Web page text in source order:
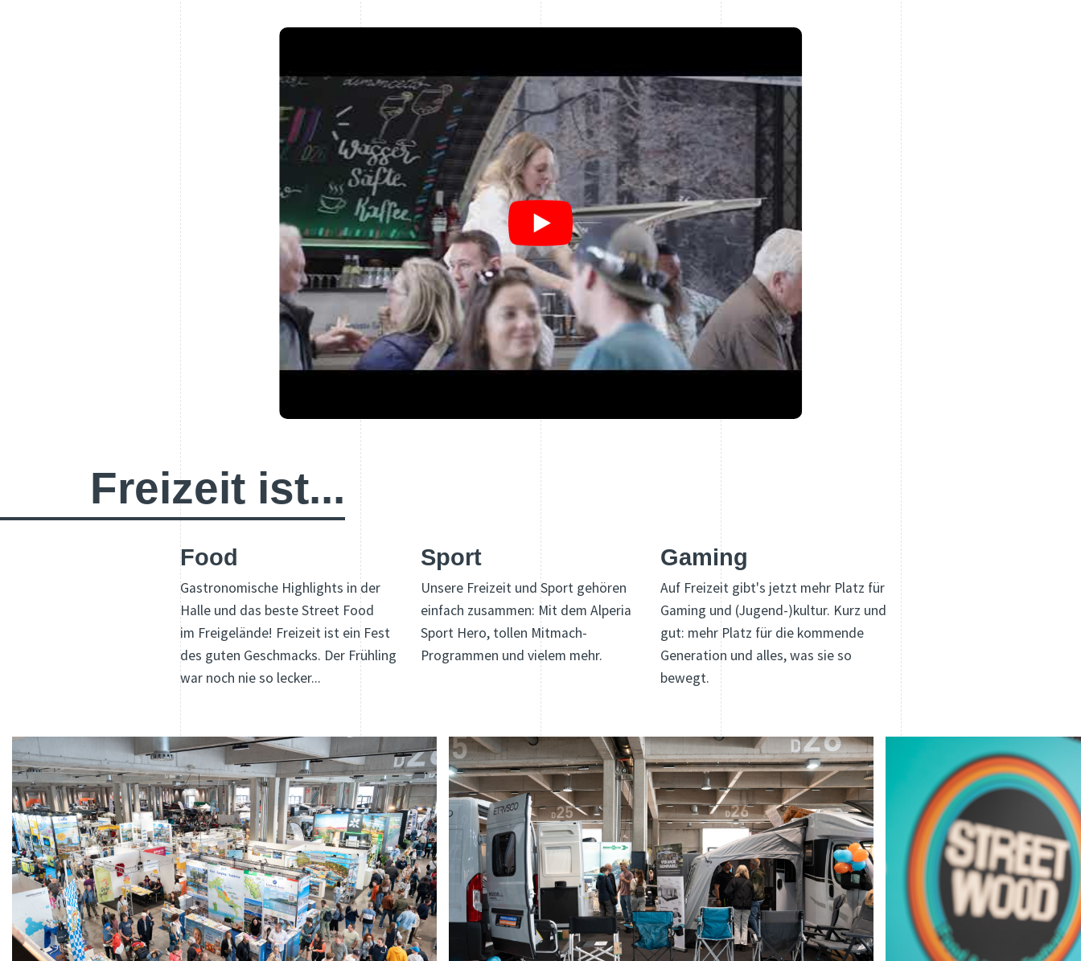
Freizeit ist...
Food
Gastronomische Highlights in der
Halle und das beste Street Food
im Freigelände! Freizeit ist ein Fest
des guten Geschmacks. Der Frühling
war noch nie so lecker...
Sport
Unsere Freizeit und Sport gehören
einfach zusammen: Mit dem Alperia
Sport Hero, tollen Mitmach-
Programmen und vielem mehr.
Gaming
Auf Freizeit gibt's jetzt mehr Platz für
Gaming und (Jugend-)kultur. Kurz und
gut: mehr Platz für die kommende
Generation und alles, was sie so
bewegt.